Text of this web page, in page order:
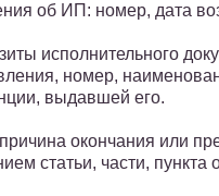
об ИП: номер, дата
исполнительного
номер,
выдавшей его.
окончания или
статьи, части, пункта